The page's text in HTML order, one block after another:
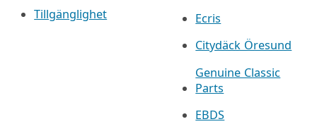
Tillgänglighet
Ecris
Citydäck Öresund
Genuine Classic
Parts
EBDS